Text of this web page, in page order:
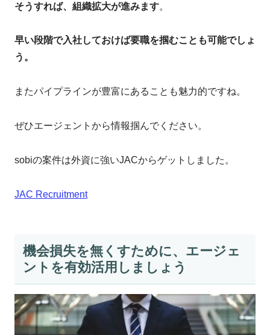
そうすれば、組織拡大が進みます。
早い段階で入社しておけば要職を掴むことも可能でしょ
う。
またパイプラインが豊富にあることも魅力的ですね。
ぜひエージェントから情報掴んでください。
sobiの案件は外資に強いJACからゲットしました。
JAC Recruitment
機会損失を無くすために、エージェ
ントを有効活用しましょう